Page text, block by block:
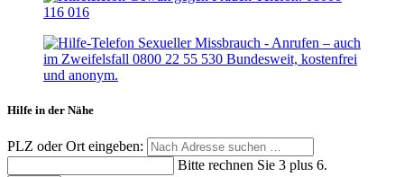
Hilfe in der Nähe
PLZ oder Ort eingeben:
Bitte rechnen Sie 3 plus 6.